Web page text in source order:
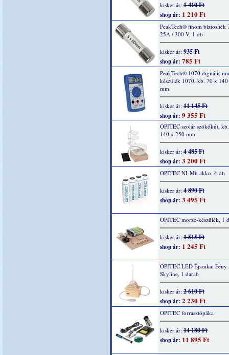
kisker ár: 1 410 Ft
shop ár: 1 210 Ft
PeakTech® finom biztosíték
25A / 300 V, 1 db
kisker ár: 935 Ft
shop ár: 785 Ft
PeakTech® 1070 digitális
készülék 1070, kb. 70 x
mm
kisker ár: 11 145 Ft
shop ár: 9 355 Ft
OPITEC szolár szökőkút,
140 x 250 mm
kisker ár: 4 485 Ft
shop ár: 3 200 Ft
OPITEC NI-Mh akku, 4 db
kisker ár: 4 890 Ft
shop ár: 3 495 Ft
OPITEC morze-készülék, 1
kisker ár: 1 515 Ft
shop ár: 1 245 Ft
OPITEC LED Éjszakai Fény
Skyline, 1 darab
kisker ár: 2 610 Ft
shop ár: 2 230 Ft
OPITEC forrasztópáka
kisker ár: 14 180 Ft
shop ár: 11 895 Ft